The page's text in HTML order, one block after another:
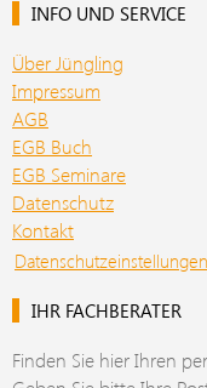
INFO UND SERVICE
Über Jüngling
Impressum
AGB
EGB Buch
EGB Seminare
Datenschutz
Kontakt
Datenschutzeinstellungen
IHR FACHBERATER
Finden Sie hier Ihren